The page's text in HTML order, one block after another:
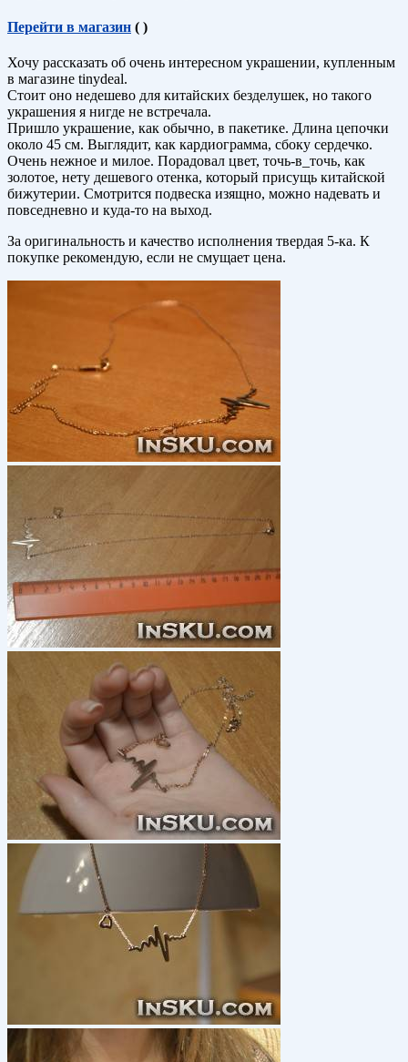
Перейти в магазин ( )
Хочу рассказать об очень интересном украшении, купленным
в магазине tinydeal.
Стоит оно недешево для китайских безделушек, но такого
украшения я нигде не встречала.
Пришло украшение, как обычно, в пакетике. Длина цепочки
около 45 см. Выглядит, как кардиограмма, сбоку сердечко.
Очень нежное и милое. Порадовал цвет, точь-в_точь, как
золотое, нету дешевого отенка, который присущь китайской
бижутерии. Смотрится подвеска изящно, можно надевать и
повседневно и куда-то на выход.
За оригинальность и качество исполнения твердая 5-ка. К
покупке рекомендую, если не смущает цена.